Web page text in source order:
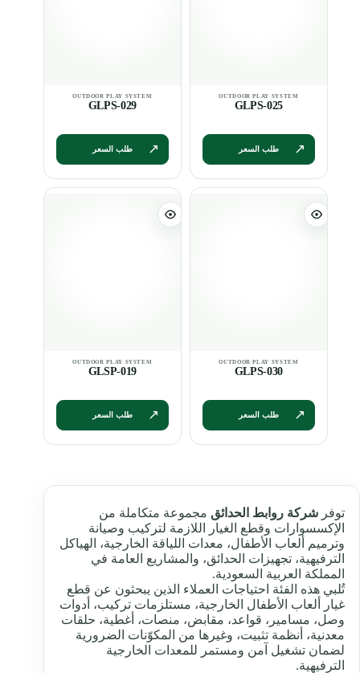
GLPS-025
طلب السعر
GLPS-029
طلب السعر
GLPS-030
طلب السعر
GLSP-019
طلب السعر
توفر شركة روابط الحدائق مجموعة متكاملة من
الإكسسوارات وقطع الغيار اللازمة لتركيب وصيانة
وترميم ألعاب الأطفال، معدات اللياقة الخارجية، الهياكل
الترفيهية، تجهيزات الحدائق، والمشاريع العامة في
المملكة العربية السعودية.
تُلبي هذه الفئة احتياجات العملاء الذين يبحثون عن قطع
غيار ألعاب الأطفال الخارجية، مستلزمات تركيب، أدوات
وصل، مسامير، قواعد، مقابض، منصات، أغطية، حلقات
معدنية، أنظمة تثبيت، وغيرها من المكوّنات الضرورية
لضمان تشغيل آمن ومستمر للمعدات الخارجية
الترفيهية.